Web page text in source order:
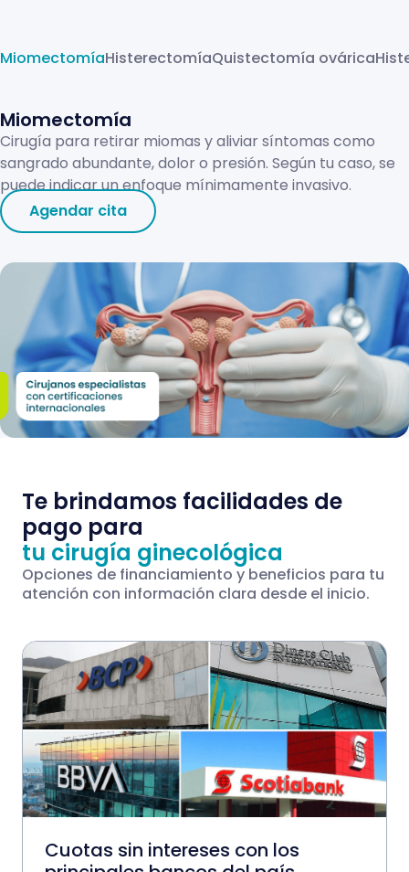
MiomectomíaHisterectomíaQuistectomía ovárica
Miomectomía
Cirugía para retirar miomas y aliviar síntomas como
sangrado abundante, dolor o presión. Según tu caso, se
puede indicar un enfoque mínimamente invasivo.
Agendar cita
Te brindamos facilidades de
pago para
tu cirugía ginecológica
Opciones de financiamiento y beneficios para tu
atención con información clara desde el inicio.
Cuotas sin intereses con los